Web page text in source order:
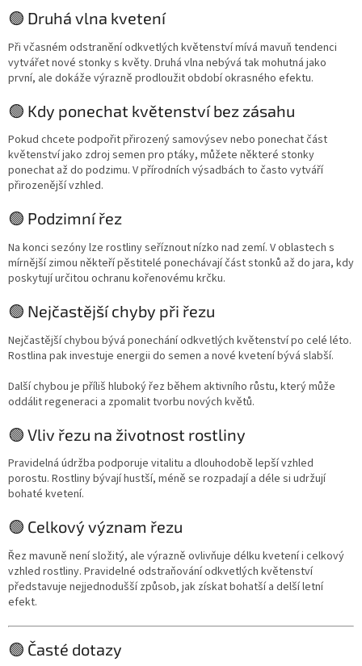
🟢 Druhá vlna kvetení
Při včasném odstranění odkvetlých květenství mívá mavuň tendenci
vytvářet nové stonky s květy. Druhá vlna nebývá tak mohutná jako
první, ale dokáže výrazně prodloužit období okrasného efektu.
🟢 Kdy ponechat květenství bez zásahu
Pokud chcete podpořit přirozený samovýsev nebo ponechat část
květenství jako zdroj semen pro ptáky, můžete některé stonky
ponechat až do podzimu. V přírodních výsadbách to často vytváří
přirozenější vzhled.
🟢 Podzimní řez
Na konci sezóny lze rostliny seříznout nízko nad zemí. V oblastech s
mírnější zimou někteří pěstitelé ponechávají část stonků až do jara, kdy
poskytují určitou ochranu kořenovému krčku.
🟢 Nejčastější chyby při řezu
Nejčastější chybou bývá ponechání odkvetlých květenství po celé léto.
Rostlina pak investuje energii do semen a nové kvetení bývá slabší.
Další chybou je příliš hluboký řez během aktivního růstu, který může
oddálit regeneraci a zpomalit tvorbu nových květů.
🟢 Vliv řezu na životnost rostliny
Pravidelná údržba podporuje vitalitu a dlouhodobě lepší vzhled
porostu. Rostliny bývají hustší, méně se rozpadají a déle si udržují
bohaté kvetení.
🟢 Celkový význam řezu
Řez mavuně není složitý, ale výrazně ovlivňuje délku kvetení i celkový
vzhled rostliny. Pravidelné odstraňování odkvetlých květenství
představuje nejjednodušší způsob, jak získat bohatší a delší letní
efekt.
🟢 Časté dotazy